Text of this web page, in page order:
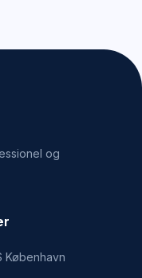
og
København